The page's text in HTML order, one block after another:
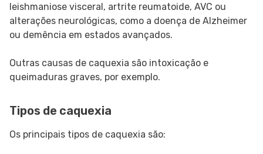
leishmaniose visceral, artrite reumatoide, AVC ou
alterações neurológicas, como a doença de Alzheimer
ou demência em estados avançados.
Outras causas de caquexia são intoxicação e
queimaduras graves, por exemplo.
Tipos de caquexia
Os principais tipos de caquexia são: